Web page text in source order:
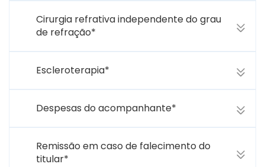
Cirurgia refrativa independente do grau
de refração*
Escleroterapia*
Despesas do acompanhante*
Remissão em caso de falecimento do
titular*